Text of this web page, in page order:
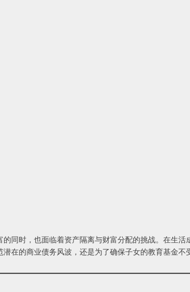
同时，也面临着资产隔离与财富分配的挑战。在生活
在的商业债务风波，还是为了确保子女的教育基金不